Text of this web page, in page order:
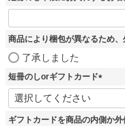
商品により梱包が異なるため
了承しました
短冊のしorギフトカード
(
須
ギフトカードを商品の内側か